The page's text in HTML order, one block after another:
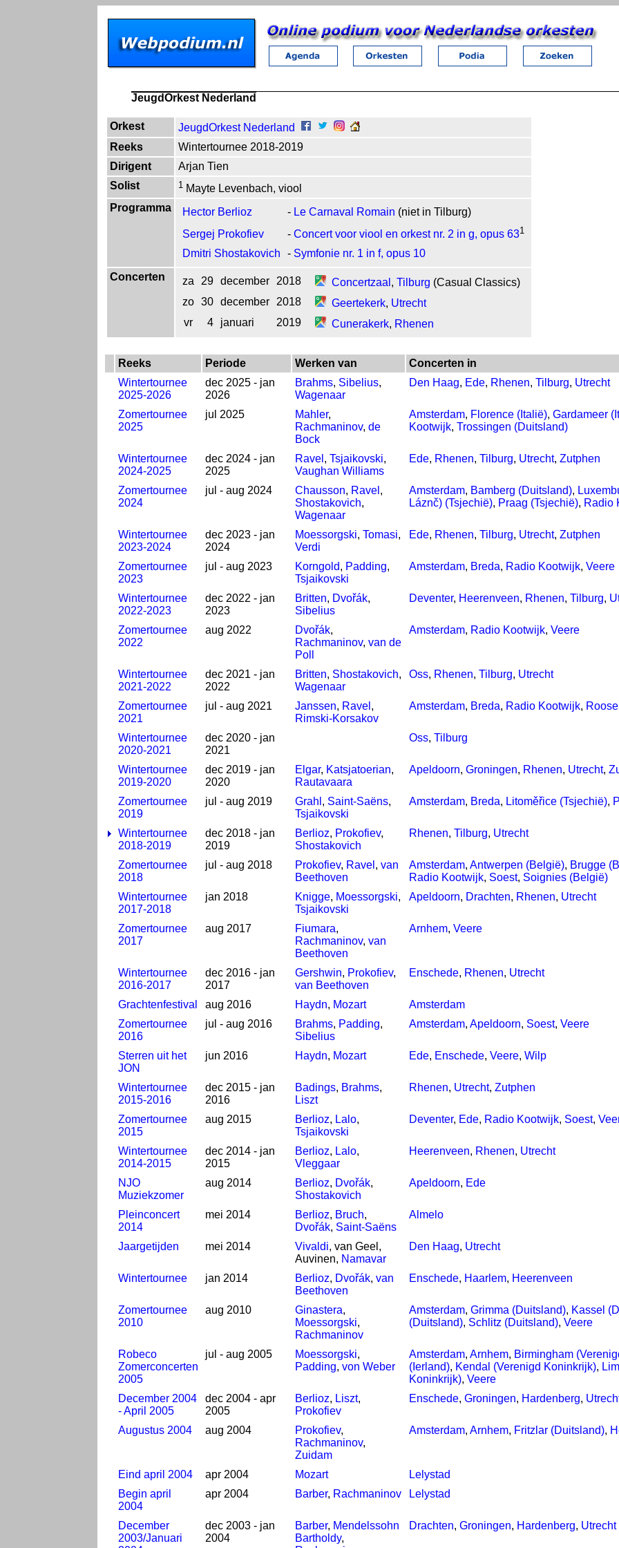
JeugdOrkest Nederland
Orkest
JeugdOrkest Nederland
Reeks
Wintertournee 2018-2019
Dirigent
Arjan Tien
Solist
1 Mayte Levenbach, viool
Programma
Hector Berlioz - Le Carnaval Romain (niet in Tilburg)
Sergej Prokofiev
- Concert voor viool en orkest nr. 2 in g, opus 631
Dmitri Shostakovich - Symfonie nr. 1 in f, opus 10
Concerten
za 29 december 2018 Concertzaal , Tilburg (Casual Classics)
zo 30 december 2018 Geertekerk, Utrecht
vr
4 januari 2019 Cunerakerk, Rhenen
Reeks Periode Werken van
Concerten in
Wintertournee
2025-2026
dec 2025 - jan
2026
Brahms, Sibelius,
Wagenaar
Den Haag, Ede, Rhenen, Tilburg, Utrecht
Zomertournee
2025
jul 2025 Mahler,
Rachmaninov, de
Bock
Amsterdam, Florence (Italië), Gardameer
Kootwijk, Trossingen (Duitsland)
Wintertournee
2024-2025
dec 2024 - jan
2025
Ravel , Tsjaikovski,
Vaughan Williams
Ede, Rhenen, Tilburg, Utrecht, Zutphen
Zomertournee
2024
jul - aug 2024 Chausson, Ravel ,
Shostakovich,
Wagenaar
Amsterdam, Bamberg (Duitsland),
Láznč) (Tsjechië), Praag (Tsjechië), Radio
Wintertournee
2023-2024
dec 2023 - jan
2024
Moessorgski, Tomasi,
Verdi
Ede, Rhenen, Tilburg, Utrecht, Zutphen
Zomertournee
2023
jul - aug 2023 Korngold, Padding,
Tsjaikovski
Amsterdam, Breda, Radio Kootwijk, Veere
Wintertournee
2022-2023
dec 2022 - jan
2023
Britten, Dvořák,
Sibelius
Deventer, Heerenveen, Rhenen, Tilburg,
Zomertournee
2022
aug 2022 Dvořák,
Rachmaninov, van de
Poll
Amsterdam, Radio Kootwijk, Veere
Wintertournee
2021-2022
dec 2021 - jan
2022
Britten, Shostakovich,
Wagenaar
Oss, Rhenen, Tilburg, Utrecht
Zomertournee
2021
jul - aug 2021 Janssen, Ravel ,
Rimski-Korsakov
Amsterdam, Breda, Radio Kootwijk,
Wintertournee
2020-2021
dec 2020 - jan
2021
Oss, Tilburg
Wintertournee
2019-2020
dec 2019 - jan
2020
Elgar, Katsjatoerian,
Rautavaara
Apeldoorn, Groningen, Rhenen, Utrecht,
Zomertournee
2019
jul - aug 2019 Grahl , Saint-Saëns,
Tsjaikovski
Amsterdam, Breda, Litoměřice (Tsjechië),
Wintertournee
2018-2019
dec 2018 - jan
2019
Berlioz, Prokofiev,
Shostakovich
Rhenen, Tilburg, Utrecht
Zomertournee
2018
jul - aug 2018 Prokofiev, Ravel , van
Beethoven
Amsterdam, Antwerpen (België), Brugge
Radio Kootwijk, Soest, Soignies (België)
Wintertournee
2017-2018
jan 2018 Knigge, Moessorgski,
Tsjaikovski
Apeldoorn, Drachten, Rhenen, Utrecht
Zomertournee
2017
aug 2017 Fiumara,
Rachmaninov, van
Beethoven
Arnhem, Veere
Wintertournee
2016-2017
dec 2016 - jan
2017
Gershwin, Prokofiev,
van Beethoven
Enschede, Rhenen, Utrecht
Grachtenfestival aug 2016 Haydn, Mozart
Amsterdam
Zomertournee
2016
jul - aug 2016 Brahms, Padding,
Sibelius
Amsterdam, Apeldoorn, Soest, Veere
Sterren uit het
JON
jun 2016 Haydn, Mozart Ede, Enschede, Veere, Wilp
Wintertournee
2015-2016
dec 2015 - jan
2016
Badings, Brahms,
Liszt
Rhenen, Utrecht, Zutphen
Zomertournee
2015
aug 2015 Berlioz, Lalo,
Tsjaikovski
Deventer, Ede, Radio Kootwijk, Soest,
Wintertournee
2014-2015
dec 2014 - jan
2015
Berlioz, Lalo,
Vleggaar
Heerenveen, Rhenen, Utrecht
NJO
Muziekzomer
aug 2014 Berlioz, Dvořák,
Shostakovich
Apeldoorn, Ede
Pleinconcert
2014
mei 2014 Berlioz, Bruch,
Dvořák, Saint-Saëns
Almelo
Jaargetijden mei 2014 Vivaldi, van Geel,
Auvinen, Namavar
Den Haag, Utrecht
Wintertournee jan 2014 Berlioz, Dvořák, van
Beethoven
Enschede, Haarlem, Heerenveen
Zomertournee
2010
aug 2010 Ginastera,
Moessorgski,
Rachmaninov
Amsterdam, Grimma (Duitsland), Kassel
(Duitsland), Schlitz (Duitsland), Veere
Robeco
Zomerconcerten
2005
jul - aug 2005 Moessorgski,
Padding, von Weber
Amsterdam, Arnhem, Birmingham
(Ierland), Kendal (Verenigd Koninkrijk),
Koninkrijk), Veere
December 2004
- April 2005
dec 2004 - apr
2005
Berlioz, Liszt,
Prokofiev
Enschede, Groningen, Hardenberg,
Augustus 2004 aug 2004 Prokofiev,
Rachmaninov,
Zuidam
Amsterdam, Arnhem, Fritzlar (Duitsland),
Eind april 2004 apr 2004 Mozart
Lelystad
Begin april
2004
apr 2004 Barber, Rachmaninov Lelystad
December
2003/Januari
dec 2003 - jan
2004
Barber, Mendelssohn
Bartholdy,
Drachten, Groningen, Hardenberg, Utrecht